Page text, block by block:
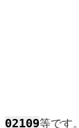
02109等です。